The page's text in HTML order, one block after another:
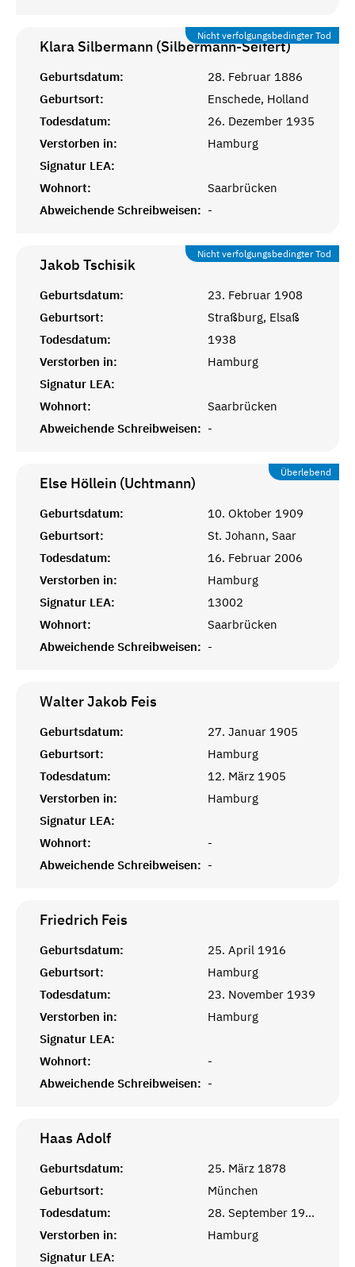
Nicht verfolgungsbedingter Tod
Klara Silbermann (Silbermann-Seifert)
Geburtsdatum:
28. Februar 1886
Geburtsort:
Enschede, Holland
Todesdatum:
26. Dezember 1935
Verstorben in:
Hamburg
Signatur LEA:
Wohnort:
Saarbrücken
Abweichende Schreibweisen: -
Nicht verfolgungsbedingter Tod
Jakob Tschisik
Geburtsdatum:
23. Februar 1908
Geburtsort:
Straßburg, Elsaß
Todesdatum:
1938
Verstorben in:
Hamburg
Signatur LEA:
Wohnort:
Saarbrücken
Abweichende Schreibweisen: -
Überlebend
Else Höllein (Uchtmann)
Geburtsdatum:
10. Oktober 1909
Geburtsort:
St. Johann, Saar
Todesdatum:
16. Februar 2006
Verstorben in:
Hamburg
Signatur LEA:
13002
Wohnort:
Saarbrücken
Abweichende Schreibweisen: -
Walter Jakob Feis
Geburtsdatum:
27. Januar 1905
Geburtsort:
Hamburg
Todesdatum:
12. März 1905
Verstorben in:
Hamburg
Signatur LEA:
Wohnort:
-
Abweichende Schreibweisen: -
Friedrich Feis
Geburtsdatum:
25. April 1916
Geburtsort:
Hamburg
Todesdatum:
23. November 1939
Verstorben in:
Hamburg
Signatur LEA:
Wohnort:
-
Abweichende Schreibweisen: -
Haas Adolf
Geburtsdatum:
25. März 1878
Geburtsort:
München
Todesdatum:
28. September 1947
Verstorben in:
Hamburg
Signatur LEA: